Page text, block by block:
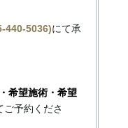
440-5036)にて承
希望施術・希望
ご予約くださ